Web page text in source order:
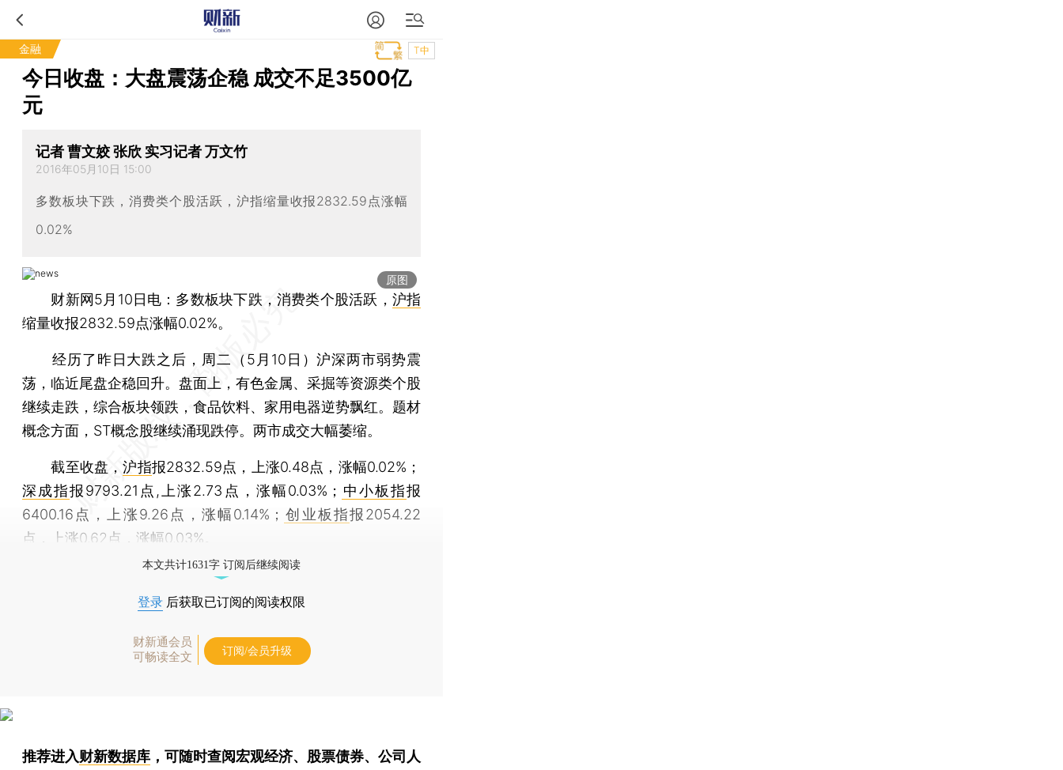
金融 T中
今日收盘：大盘震荡企稳 成交不足3500亿
元
记者 曹文姣 张欣 实习记者 万文竹
2016年05月10日 15:00
多数板块下跌，消费类个股活跃，沪指缩量收报2832.59点涨幅
0.02%
原图
财新网5月10日电：多数板块下跌，消费类个股活跃， 沪指
缩量收报2832.59点涨幅0.02%。
经历了昨日大跌之后，周二（5月10日）沪深两市弱势震
荡，临近尾盘企稳回升。盘面上，有色金属、采掘等资源类个股
继续走跌，综合板块领跌，食品饮料、家用电器逆势飘红。题材
概念方面，ST概念股继续涌现跌停。两市成交大幅萎缩。
截至收盘，沪指报2832.59点，上涨0.48点，涨幅0.02%；
深成指报9793.21点,上涨2.73点，涨幅0.03%； 中小板指报
6400.16点，上涨9.26点，涨幅0.14%； 创业板指报2054.22
点，上涨0.62点，涨幅0.03%。
本文共计1631字 订阅后继续阅读
登录 后获取已订阅的阅读权限
财新通会员
可畅读全文
订阅/会员升级
推荐进入财新数据库 ，可随时查阅宏观经济、股票债券、公司人